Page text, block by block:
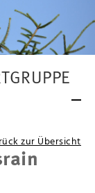
zur Übersicht